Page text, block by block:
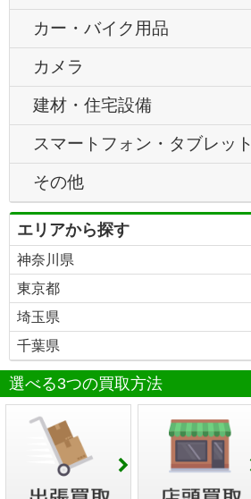
カー・バイク用品
カメラ
建材・住宅設備
スマートフォン・タブレット
その他
エリアから探す
神奈川県
東京都
埼玉県
千葉県
選べる3つの買取方法